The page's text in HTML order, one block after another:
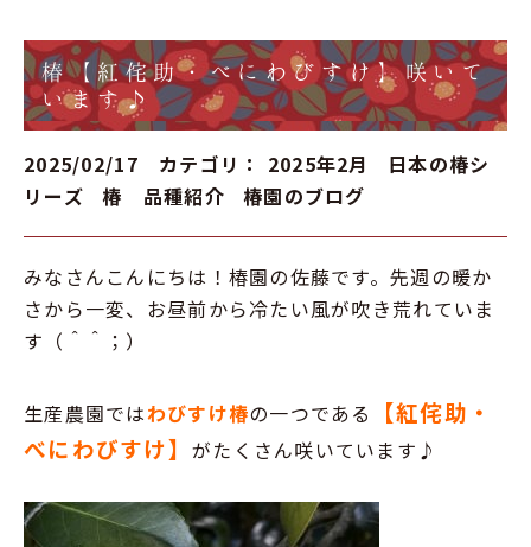
椿【紅侘助・べにわびすけ】咲いて
います♪
2025/02/17 カテゴリ： 2025年2月
日本の椿シ
リーズ
椿 品種紹介 椿園のブログ
みなさんこんにちは！椿園の佐藤です。先週の暖か
さから一変、お昼前から冷たい風が吹き荒れていま
す（＾＾；）
生産農園ではわびすけ椿の一つである
【紅侘助・
べにわびすけ】 がたくさん咲いています ♪